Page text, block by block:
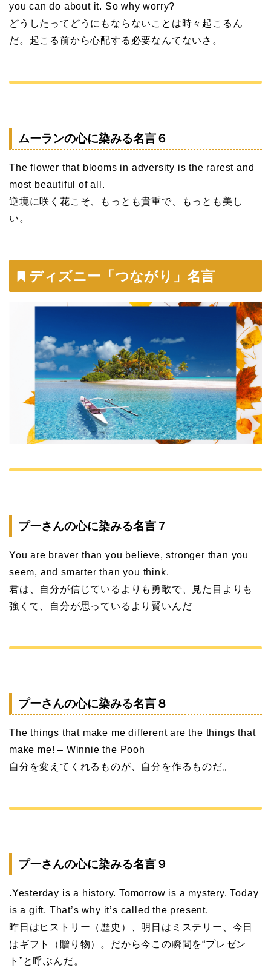
you can do about it. So why worry?
どうしたってどうにもならないことは時々起こるん
だ。起こる前から心配する必要なんてないさ。
ムーランの心に染みる名言６
The flower that blooms in adversity is the rarest and
most beautiful of all.
逆境に咲く花こそ、もっとも貴重で、もっとも美し
い。
ディズニー「つながり」名言
プーさんの心に染みる名言７
You are braver than you believe, stronger than you
seem, and smarter than you think.
君は、自分が信じているよりも勇敢で、見た目よりも
強くて、自分が思っているより賢いんだ
プーさんの心に染みる名言８
The things that make me different are the things that
make me! – Winnie the Pooh
自分を変えてくれるものが、自分を作るものだ。
プーさんの心に染みる名言９
.Yesterday is a history. Tomorrow is a mystery. Today
is a gift. That’s why it’s called the present.
昨日はヒストリー（歴史）、明日はミステリー、今日
はギフト（贈り物）。だから今この瞬間を“プレゼン
ト”と呼ぶんだ。